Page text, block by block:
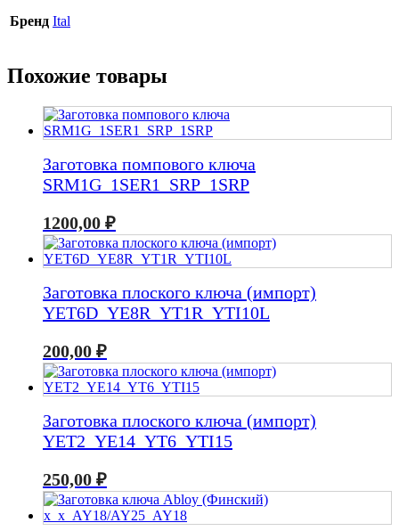
Бренд Ital
Похожие товары
Заготовка помпового ключа
SRM1G_1SER1_SRP_1SRP
1200,00 ₽
Заготовка плоского ключа (импорт)
YET6D_YE8R_YT1R_YTI10L
200,00 ₽
Заготовка плоского ключа (импорт)
YET2_YE14_YT6_YTI15
250,00 ₽